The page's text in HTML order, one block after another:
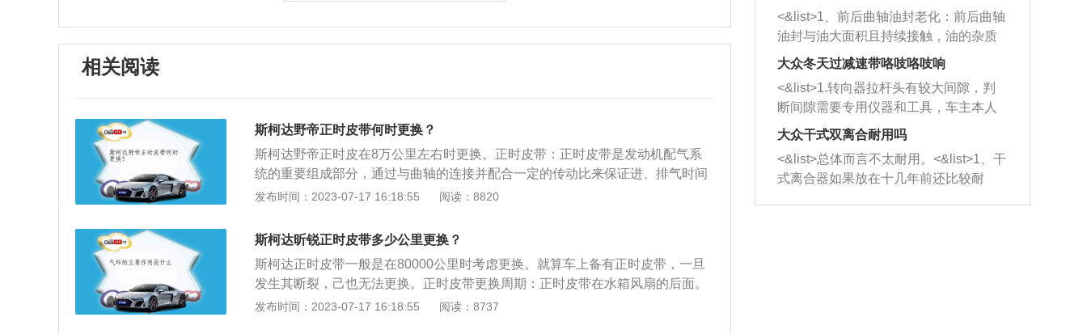
相关阅读
斯柯达野帝正时皮带何时更换？
斯柯达野帝正时皮在8万公里左右时更换。正时皮带：正时皮带是发动机配气系
统的重要组成部分，通过与曲轴的连接并配合一定的传动比来保证进、排气时间
的准确。正时皮带作用：正时皮带作用是当发动机运转时，活塞的行程气门的开
于耗损品，而且正时皮带一旦断裂，凸轮轴不会照着正时运转，此时极有可能导
致汽门与活塞撞击造成严重毁损，所以正时皮带一定要依据原厂指定的里程或时
间更换。
发布时间：2023-07-17 16:18:55 阅读：8820
斯柯达昕锐正时皮带多少公里更换？
斯柯达正时皮带一般是在80000公里时考虑更换。就算车上备有正时皮带，一旦
发生其断裂，己也无法更换。正时皮带更换周期：正时皮带在水箱风扇的后面。
正时皮带属于橡胶部件，随着发动机工作时间的增加，正时皮带和正时皮带的附
发布时间：2023-07-17 16:18:55 阅读：8737
西取出来。但如果是因为积碳过多引起
的堵塞，就需要将三元催化器泡在草酸
洗剂对堵塞的情况得到解决，将清洗剂
放在燃油箱中，与燃油混合后，车辆启
动时，就可以和汽油一起进入到燃烧
室，最后形成废气排出，就可以让三元
催化器得到清洗，排气管堵塞的情况就
能够得到解决。
一圈半的练习，往右同样也要打相同的
圈数。 <&list>3、最后强调要反复练
习，这样就可以形成肌肉记忆，在真实
驾驶车辆时，不需要记忆也能打好方
向。
<&list>1、前后曲轴油封老化：前后曲轴
油封与油大面积且持续接触，油的杂质
和发动机内持续温度变化使其密封效果
逐渐减弱，导致渗油或漏油。<&list>2、
活塞间隙过大：积碳会使活塞环与缸体
的间隙扩大，导致机油流入燃烧室中，
造成烧机油。<&list>3、机油粘度。使用
机油粘度过小的话，同样会有烧机油现
象，机油粘度过小具有很好的流动性，
大众冬天过减速带咯吱咯吱响
<&list>1.转向器拉杆头有较大间隙，判
断间隙需要专用仪器和工具，车主本人
无法制作，需要将车辆送到修理厂或4s
店；<&list>2.车辆半轴套管防尘罩破
裂，破裂后会出现漏油现象，使半轴磨
损严重，磨损的半轴容易损坏，产生异
响；<&list>3.稳定器的转向胶套和球头
大众干式双离合耐用吗
<&list>总体而言不太耐用。<&list>1、干
式离合器如果放在十几年前还比较耐